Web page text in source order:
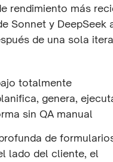
rendimiento más
Sonnet y
de una sola
totalmente
genera,
sin QA manual
de
lado del cliente, el